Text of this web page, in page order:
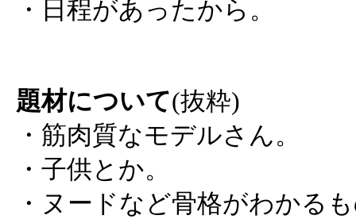
・日程があったから。
題材について(抜粋)
・筋肉質なモデルさん。
・子供とか。
・ヌードなど骨格がわかる